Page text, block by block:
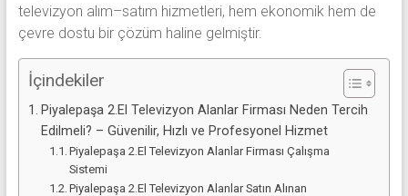
televizyon alım–satım hizmetleri, hem ekonomik hem de
çevre dostu bir çözüm haline gelmiştir.
İçindekiler
Piyalepaşa 2.El Televizyon Alanlar Firması Neden Tercih
Edilmeli? – Güvenilir, Hızlı ve Profesyonel Hizmet
Piyalepaşa 2.El Televizyon Alanlar Firması Çalışma
Sistemi
Piyalepaşa 2.El Televizyon Alanlar Satın Alınan